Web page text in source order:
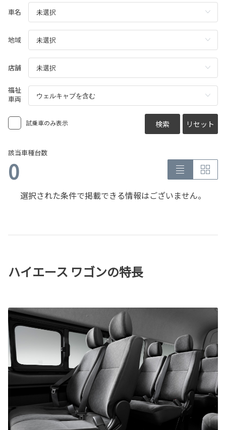
車名
地域
店舗
福祉
車両
試乗車のみ表示 検索 リセット
該当車種台数
0
選択された条件で掲載できる情報はございません。
ハイエース ワゴンの特長